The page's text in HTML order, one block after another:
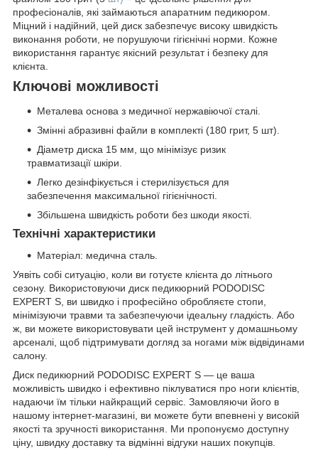
професіоналів, які займаються апаратним педикюром.
Міцний і надійний, цей диск забезпечує високу швидкість
виконання роботи, не порушуючи гігієнічні норми. Кожне
використання гарантує якісний результат і безпеку для
клієнта.
Ключові можливості
Металева основа з медичної нержавіючої сталі.
Змінні абразивні файли в комплекті (180 грит, 5 шт).
Діаметр диска 15 мм, що мінімізує ризик
травматизації шкіри.
Легко дезінфікується і стерилізується для
забезпечення максимальної гігієнічності.
Збільшена швидкість роботи без шкоди якості.
Технічні характеристики
Матеріал: медична сталь.
Уявіть собі ситуацію, коли ви готуєте клієнта до літнього
сезону. Використовуючи диск педикюрний PODODISC
EXPERT S, ви швидко і професійно обробляєте стопи,
мінімізуючи травми та забезпечуючи ідеальну гладкість. Або
ж, ви можете використовувати цей інструмент у домашньому
арсеналі, щоб підтримувати догляд за ногами між відвідинами
салону.
Диск педикюрний PODODISC EXPERT S — це ваша
можливість швидко і ефективно піклуватися про ноги клієнтів,
надаючи їм тільки найкращий сервіс. Замовляючи його в
нашому інтернет-магазині, ви можете бути впевнені у високій
якості та зручності використання. Ми пропонуємо доступну
ціну, швидку доставку та відмінні відгуки наших покупців.